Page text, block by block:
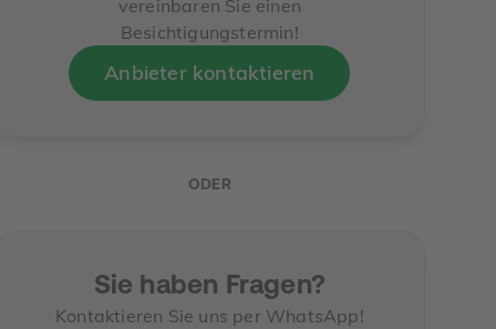
vereinbaren Sie einen
Besichtigungstermin!
Anbieter kontaktieren
ODER
Sie haben Fragen?
Kontaktieren Sie uns per WhatsApp!